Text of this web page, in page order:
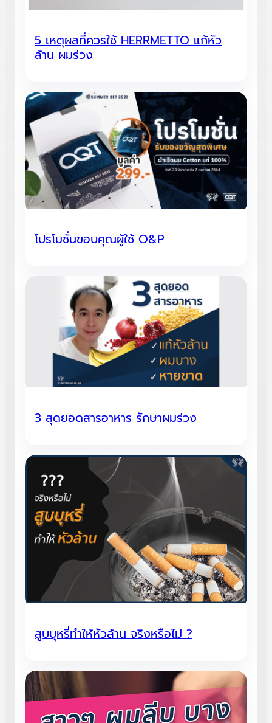
5 เหตุผลที่ควรใช้ HERRMETTO แก้หัว
ล้าน ผมร่วง
โปรโมชั่นขอบคุณผู้ใช้ O&P
3 สุดยอดสารอาหาร รักษาผมร่วง
สูบบุหรี่ทำให้หัวล้าน จริงหรือไม่ ?